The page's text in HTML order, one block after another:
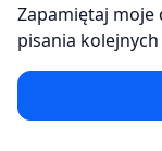
Zapamiętaj moje
pisania